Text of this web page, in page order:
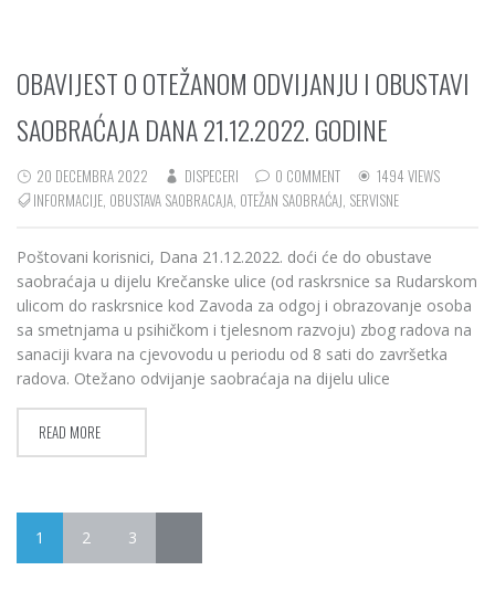
OBAVIJEST O OTEŽANOM ODVIJANJU I OBUSTAVI
SAOBRAĆAJA DANA 21.12.2022. GODINE
20 DECEMBRA 2022 DISPECERI 0 COMMENT
1494 VIEWS
INFORMACIJE OBUSTAVA SAOBRACAJA OTEŽAN SAOBRAĆAJ SERVISNE
Poštovani korisnici, Dana 21.12.2022. doći će do obustave
saobraćaja u dijelu Krečanske ulice (od raskrsnice sa Rudarskom
ulicom do raskrsnice kod Zavoda za odgoj i obrazovanje osoba
sa smetnjama u psihičkom i tjelesnom razvoju) zbog radova na
sanaciji kvara na cjevovodu u periodu od 8 sati do završetka
radova. Otežano odvijanje saobraćaja na dijelu ulice
READ MORE
1 2 3